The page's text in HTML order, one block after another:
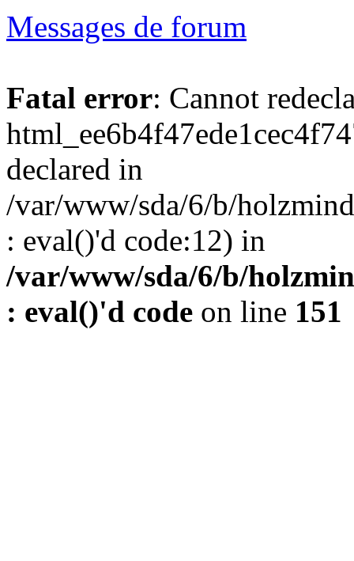
Messages de forum
Fatal error: Cannot
declared in
/var/www/sda/6/b/
: eval()'d code:12) in
/var/www/sda/6/b/
: eval()'d code on line 151